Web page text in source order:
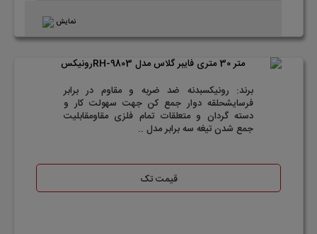
نمایش
برند: رونیکسبدنه ضد ضربه و مقاوم در برابر
فرسایشحلقه دوار جمع کن جهت سهولت کار و
دسته گردان و متعلقات تمام فلزی مقاومقابلیت
جمع شدن تیغه سه برابر مدل ..
قیمت تک